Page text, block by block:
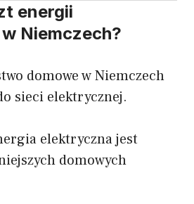
energii
Niemczech?
domowe w Niemczech
sieci elektrycznej.
elektryczna jest
domowych